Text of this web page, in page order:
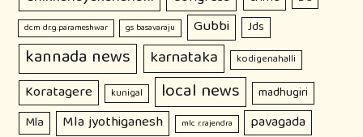
dcm dr.g.parameshwar gs basavaraju Gubbi Jds
kannada news karnataka kodigenahalli
Koratagere kunigal local news madhugiri
Mla Mla jyothiganesh mlc r.rajendra pavagada